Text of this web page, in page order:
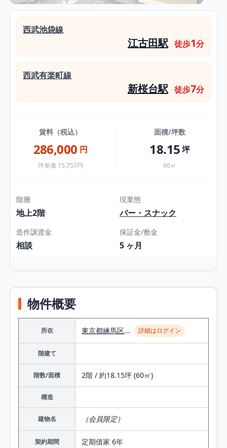
西武池袋線
江古田駅 徒歩1分
西武有楽町線
新桜台駅 徒歩7分
賃料（税込）
286,000 円
坪単価 15,757円
面積/坪数
18.15坪
60㎡
階層
地上2階
現業態
バー・スナック
造作譲渡金
相談
保証金/敷金
5 ヶ月
物件概要
所在 東京都練馬区... 詳細はログイン
階建て
階数/面積 2階 / 約18.15坪 (60㎡)
構造
建物名 （会員限定）
契約期間 定期借家 6年